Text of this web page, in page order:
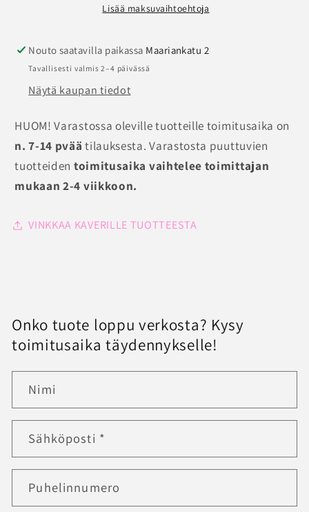
Lisää maksuvaihtoehtoja
Nouto saatavilla paikassa Maariankatu 2
Tavallisesti valmis 2–4 päivässä
Näytä kaupan tiedot
HUOM! Varastossa oleville tuotteille toimitusaika on
n. 7-14 pvää tilauksesta. Varastosta puuttuvien
tuotteiden toimitusaika vaihtelee toimittajan
mukaan 2-4 viikkoon.
VINKKAA KAVERILLE TUOTTEESTA
Onko tuote loppu verkosta? Kysy
toimitusaika täydennykselle!
Nimi
Sähköposti *
Puhelinnumero